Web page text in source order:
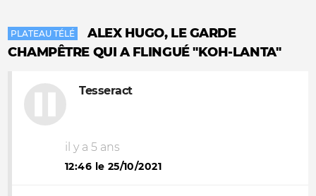
PLATEAU TÉLÉ
ALEX HUGO, LE GARDE
CHAMPÊTRE QUI A FLINGUÉ "KOH-LANTA"
Tesseract
il y a 5 ans
12:46 le 25/10/2021